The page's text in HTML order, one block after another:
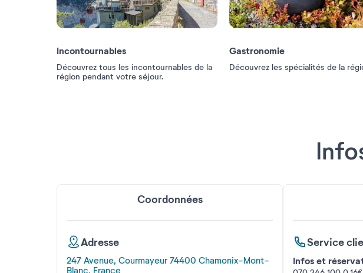
Incontournables
Découvrez tous les incontournables de la
région pendant votre séjour.
Gastronomie
Découvrez les spécialités de la
Coordonnées
Adresse
247 Avenue, Courmayeur 74400 Chamonix-Mont-
Blanc, France
Service
Infos et